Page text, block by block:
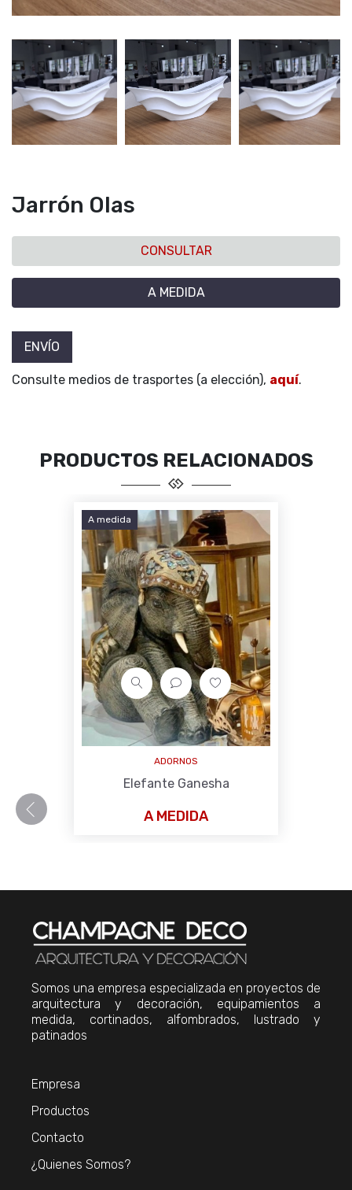
Jarrón Olas
CONSULTAR
A MEDIDA
ENVÍO
Consulte medios de trasportes (a elección), aquí.
PRODUCTOS RELACIONADOS
A medida
ADORNOS
Elefante Ganesha
A MEDIDA
Somos una empresa especializada en proyectos de
arquitectura y decoración, equipamientos a
medida, cortinados, alfombrados, lustrado y
patinados
Empresa
Productos
Contacto
¿Quienes Somos?